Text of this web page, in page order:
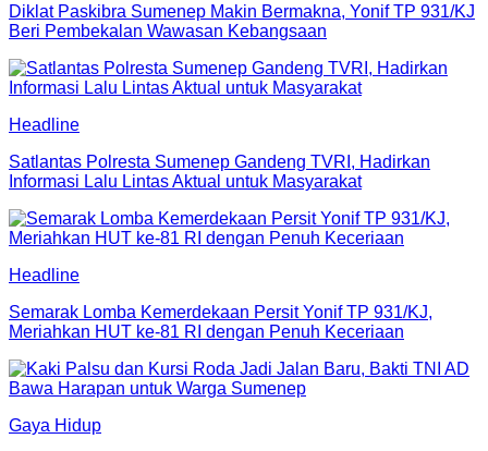
Diklat Paskibra Sumenep Makin Bermakna, Yonif TP 931/KJ
Beri Pembekalan Wawasan Kebangsaan
Headline
Satlantas Polresta Sumenep Gandeng TVRI, Hadirkan
Informasi Lalu Lintas Aktual untuk Masyarakat
Headline
Semarak Lomba Kemerdekaan Persit Yonif TP 931/KJ,
Meriahkan HUT ke-81 RI dengan Penuh Keceriaan
Gaya Hidup